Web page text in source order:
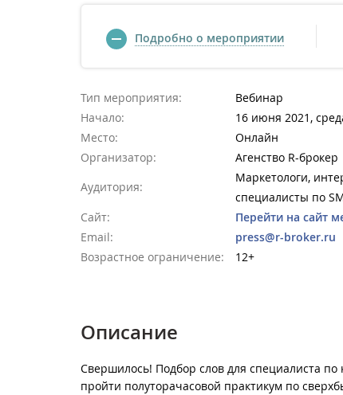
Подробно о мероприятии
Тип мероприятия:
Вебинар
Начало:
16 июня 2021,
Место:
Онлайн
Организатор:
Агенство R-брокер
Аудитория:
Маркетологи,
специалисты по
Сайт:
Перейти на сайт
Email:
press@r-broker.ru
Возрастное ограничение:
12+
Описание
Свершилось! Подбор слов для специалиста
пройти полуторачасовой практикум по